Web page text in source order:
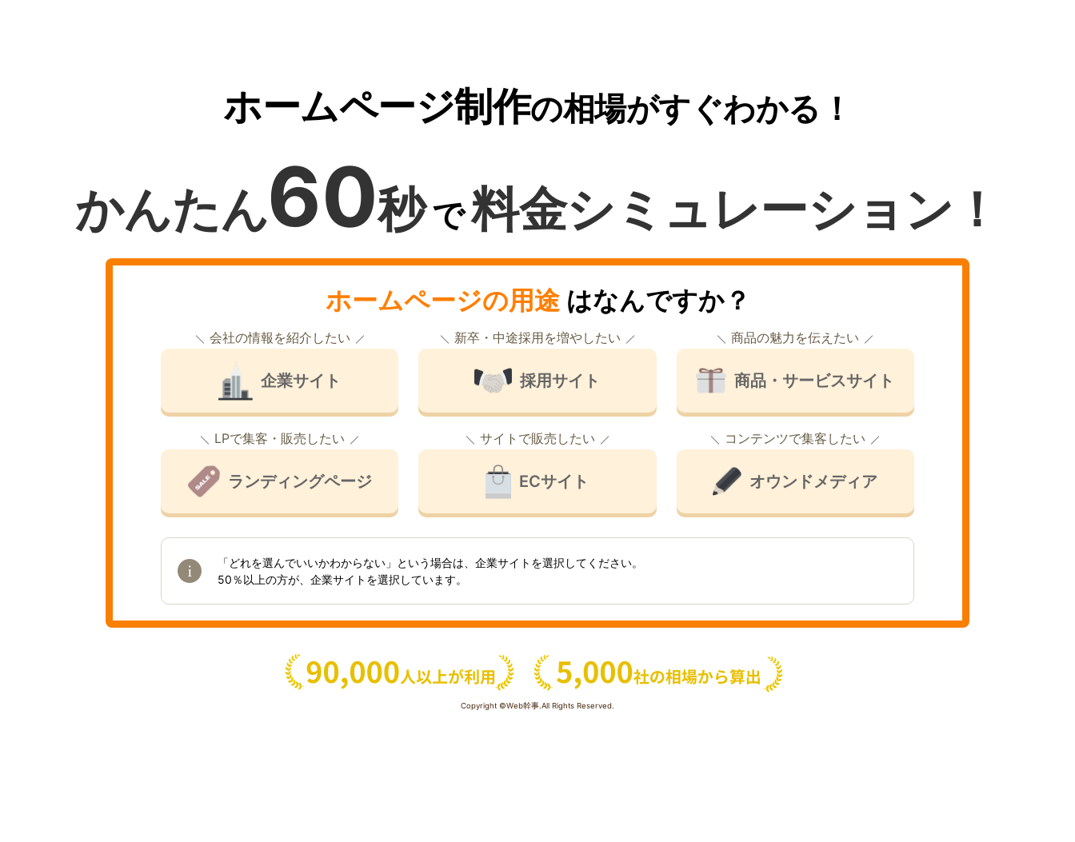
ホームページ制作の相場がすぐわかる！
かんたん60秒で料金シミュレーション！
ホームページの用途はなんですか？
会社の情報を紹介したい
企業サイト
新卒・中途採用を増やしたい
採用サイト
商品の魅力を伝えたい
商品・サービスサイト
LPで集客・販売したい
ランディングページ
サイトで販売したい
ECサイト
コンテンツで集客したい
オウンドメディア
「どれを選んでいいかわからない」という場合は、企業サイトを選択してください。
50％以上の方が、企業サイトを選択しています。
Copyright ©Web幹事.All Rights Reserved.